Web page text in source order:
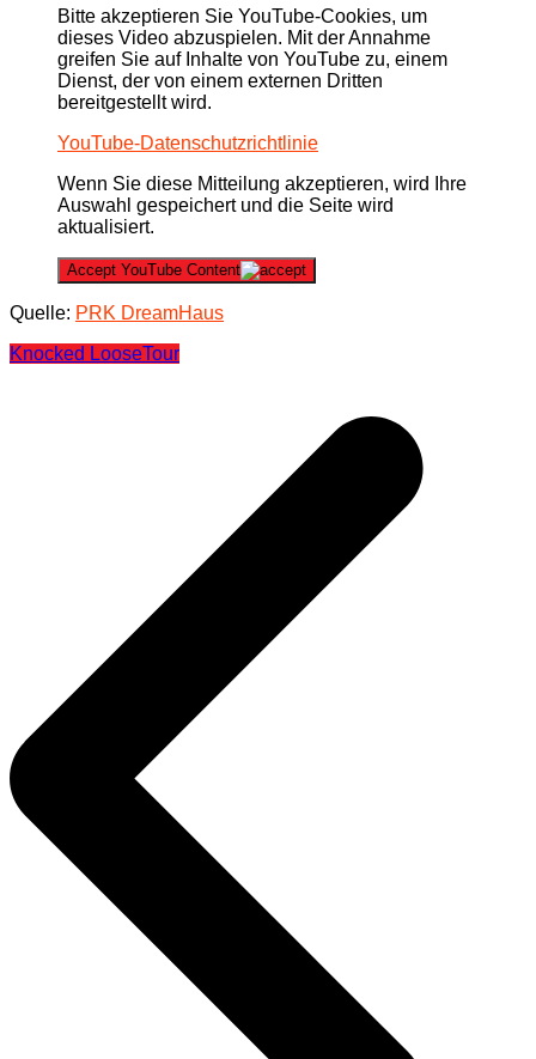
Bitte akzeptieren Sie YouTube-Cookies, um
dieses Video abzuspielen. Mit der Annahme
greifen Sie auf Inhalte von YouTube zu, einem
Dienst, der von einem externen Dritten
bereitgestellt wird.
YouTube-Datenschutzrichtlinie
Wenn Sie diese Mitteilung akzeptieren, wird Ihre
Auswahl gespeichert und die Seite wird
aktualisiert.
Accept YouTube Content
Quelle: PRK DreamHaus
Knocked LooseTour